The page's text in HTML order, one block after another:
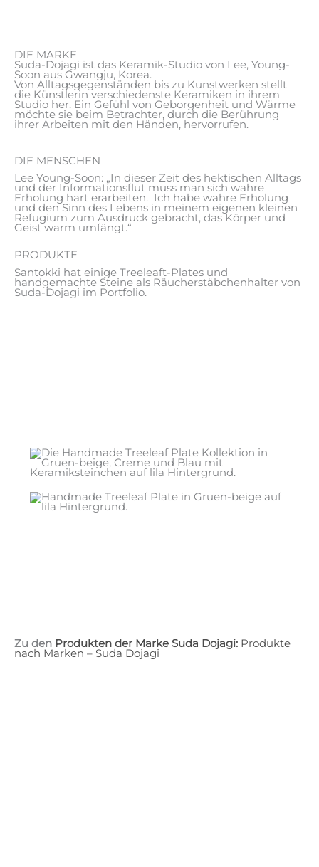
DIE MARKE
Suda-Dojagi ist das Keramik-Studio von Lee, Young-
Soon aus Gwangju, Korea.
Von Alltagsgegenständen bis zu Kunstwerken stellt
die Künstlerin verschiedenste Keramiken in ihrem
Studio her. Ein Gefühl von Geborgenheit und Wärme
möchte sie beim Betrachter, durch die Berührung
ihrer Arbeiten mit den Händen, hervorrufen.
DIE MENSCHEN
Lee Young-Soon: „In dieser Zeit des hektischen Alltags
und der Informationsflut muss man sich wahre
Erholung hart erarbeiten. Ich habe wahre Erholung
und den Sinn des Lebens in meinem eigenen kleinen
Refugium zum Ausdruck gebracht, das Körper und
Geist warm umfängt.“
PRODUKTE
Santokki hat einige Treeleaft-Plates und
handgemachte Steine als Räucherstäbchenhalter von
Suda-Dojagi im Portfolio.
Zu den Produkten der Marke Suda Dojagi: Produkte
nach Marken – Suda Dojagi